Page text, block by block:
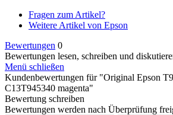
Fragen zum Artikel?
Weitere Artikel von Epson
Bewertungen 0
Bewertungen lesen, schreiben und
Menü schließen
Kundenbewertungen für "Original Epson
C13T945340 magenta"
Bewertung schreiben
Bewertungen werden nach Überprüfung